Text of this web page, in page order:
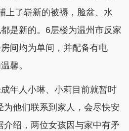
上了崭新的被褥，脸盆、水
是新的。6层楼为温州市反家
间均为单间，并配备有电
馨。
人小琳、小莉目前就暂时
为他们联系到家人，会尽快安
介绍，两位女孩因与家中有矛